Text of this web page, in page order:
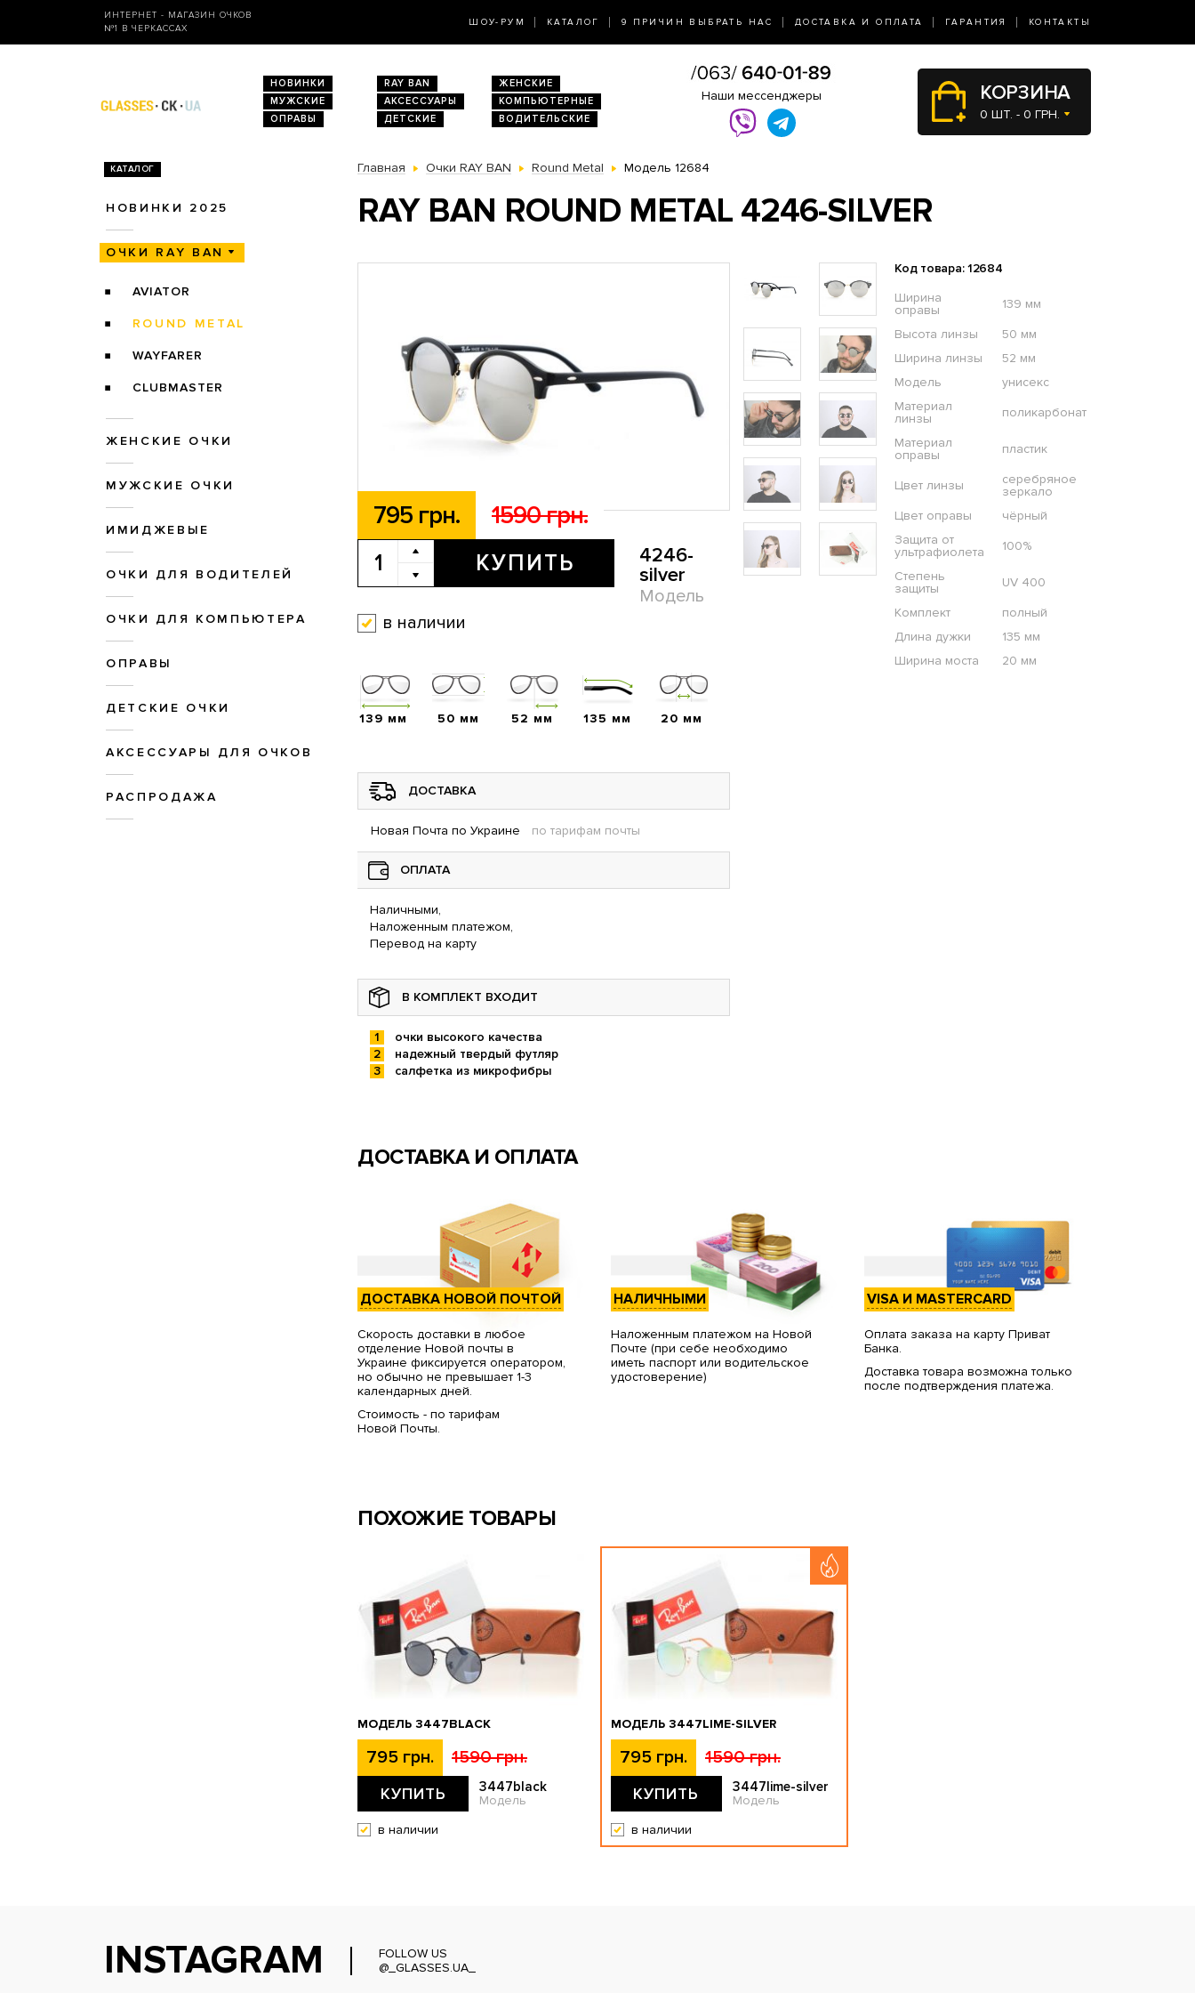
ИНТЕРНЕТ - МАГАЗИН ОЧКОВ
№1 В ЧЕРКАССАХ
ШОУ-РУМ КАТАЛОГ 9 ПРИЧИН ВЫБРАТЬ НАС ДОСТАВКА И ОПЛАТА ГАРАНТИЯ КОНТАКТЫ
НОВИНКИ RAY BAN
ЖЕНСКИЕ
МУЖСКИЕ
АКСЕССУАРЫ
КОМПЬЮТЕРНЫЕ
ОПРАВЫ
ДЕТСКИЕ ВОДИТЕЛЬСКИЕ
Наши мессенджеры КОРЗИНА
0 ШТ. - 0 ГРН.
КАТАЛОГ
НОВИНКИ 2025
ОЧКИ RAY BAN
AVIATOR
ROUND METAL
WAYFARER
CLUBMASTER
ЖЕНСКИЕ ОЧКИ
МУЖСКИЕ ОЧКИ
ИМИДЖЕВЫЕ
ОЧКИ ДЛЯ ВОДИТЕЛЕЙ
ОЧКИ ДЛЯ КОМПЬЮТЕРА
ОПРАВЫ
ДЕТСКИЕ ОЧКИ
АКСЕССУАРЫ ДЛЯ ОЧКОВ
РАСПРОДАЖА
Главная Очки RAY BAN Round Metal Модель 12684
RAY BAN ROUND METAL 4246-SILVER
795 грн. 1590 грн.
КУПИТЬ
4246-
silver
Модель
в наличии
Код товара: 12684
Ширина
оправы
139 мм
Высота линзы
50 мм
Ширина линзы
52 мм
Модель
унисекс
Материал
линзы
поликарбонат
Материал
оправы
пластик
Цвет линзы
серебряное
зеркало
Цвет оправы
чёрный
Защита от
ультрафиолета
100%
Степень
защиты
UV 400
Комплект
полный
Длина дужки
135 мм
Ширина моста
20 мм
139 мм 50 мм 52 мм 135 мм 20 мм
ДОСТАВКА
Новая Почта по Украине по тарифам почты
ОПЛАТА
Наличными,
Наложенным платежом,
Перевод на карту
В КОМПЛЕКТ ВХОДИТ
очки высокого качества
надежный твердый футляр
салфетка из микрофибры
ДОСТАВКА И ОПЛАТА
ДОСТАВКА НОВОЙ ПОЧТОЙ
Скорость доставки в любое
отделение Новой почты в
Украине фиксируется оператором,
но обычно не превышает 1-3
календарных дней.
Стоимость - по тарифам
Новой Почты.
НАЛИЧНЫМИ
Наложенным платежом на Новой
Почте (при себе необходимо
иметь паспорт или водительское
удостоверение)
VISA И MASTERCARD
Оплата заказа на карту Приват
Банка.
Доставка товара возможна только
после подтверждения платежа.
ПОХОЖИЕ ТОВАРЫ
МОДЕЛЬ 3447BLACK
795 грн. 1590 грн.
КУПИТЬ 3447black
Модель
в наличии
МОДЕЛЬ 3447LIME-SILVER
795 грн. 1590 грн.
КУПИТЬ 3447lime-silver
Модель
в наличии
INSTAGRAM
FOLLOW US
@_GLASSES.UA_